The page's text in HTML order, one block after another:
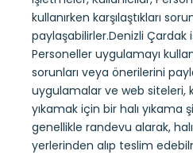
kullanırken karşılaştıkları
paylaşabilirler.Denizli Çardak
Personeller uygulamayı
sorunları veya önerilerini
uygulamalar ve web siteleri,
yıkamak için bir halı yıkama
genellikle randevu alarak,
yerlerinden alıp teslim